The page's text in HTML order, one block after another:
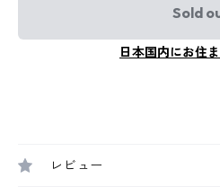
Sold
日本国内にお住
レビュー